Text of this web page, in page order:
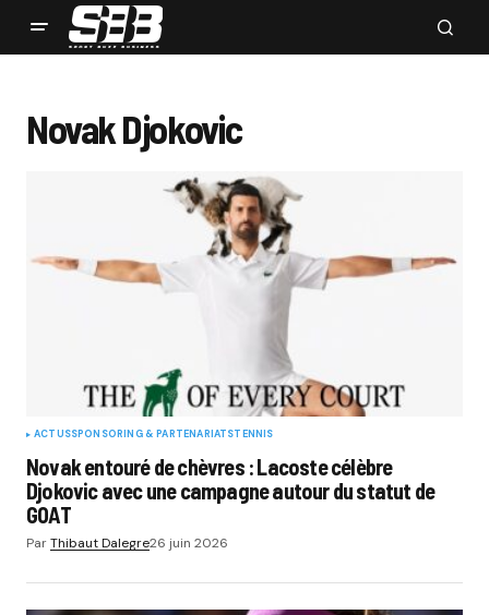
Novak Djokovic
ACTUSSPONSORING & PARTENARIATSTENNIS
Novak entouré de chèvres : Lacoste célèbre
Djokovic avec une campagne autour du statut de
GOAT
ParThibaut Dalegre26 juin 2026